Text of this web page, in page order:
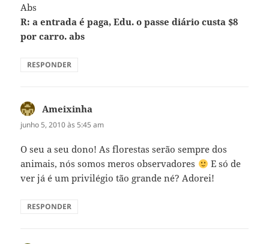
Abs
R: a entrada é paga, Edu. o passe diário custa $8
por carro. abs
RESPONDER
Ameixinha
junho 5, 2010 às 5:45 am
O seu a seu dono! As florestas serão sempre dos
animais, nós somos meros observadores
E só de
ver já é um privilégio tão grande né? Adorei!
RESPONDER